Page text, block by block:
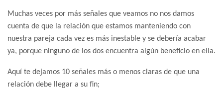
Muchas veces por más señales que veamos no nos damos
cuenta de que la relación que estamos manteniendo con
nuestra pareja cada vez es más inestable y se debería acabar
ya, porque ninguno de los dos encuentra algún beneficio en ella.
Aquí te dejamos 10 señales más o menos claras de que una
relación debe llegar a su fin;